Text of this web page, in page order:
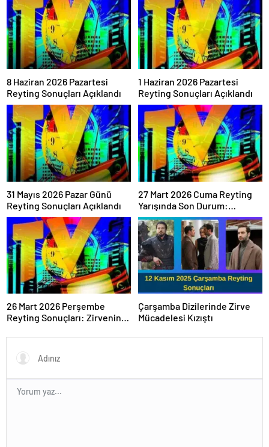
8 Haziran 2026 Pazartesi
Reyting Sonuçları Açıklandı
1 Haziran 2026 Pazartesi
Reyting Sonuçları Açıklandı
31 Mayıs 2026 Pazar Günü
Reyting Sonuçları Açıklandı
27 Mart 2026 Cuma Reyting
Yarışında Son Durum:
Sonuçlar Belli Oldu mu?
26 Mart 2026 Perşembe
Reyting Sonuçları: Zirvenin
Çarşamba Dizilerinde Zirve
Mücadelesi Kızıştı